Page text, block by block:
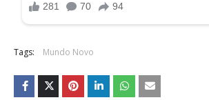
Tags: Mundo Novo